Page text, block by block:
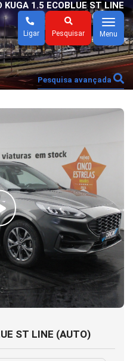
Pesquisar
Ligar
Menu
Menu
KUGA 1.5 ECOBLUE ST LINE
(AUTO)
Pesquisa avançada
ST LINE (AUTO)